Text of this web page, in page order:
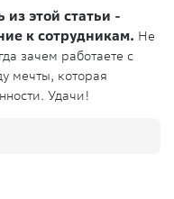
из этой статьи -
к сотрудникам. Не
зачем работаете с
мечты, которая
Удачи!